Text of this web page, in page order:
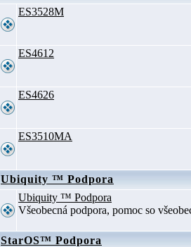
ES3528M
ES4612
ES4626
ES3510MA
Ubiquity ™ Podpora
Ubiquity ™ Podpora
Všeobecná podpora, pomoc so
StarOS™ Podpora